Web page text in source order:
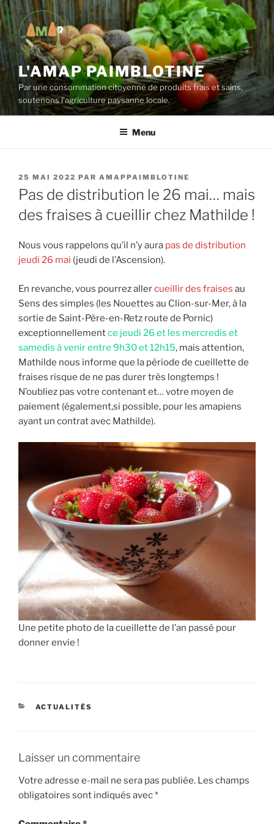
Aller
au
contenu
principal
L'AMAP PAIMBLOTINE
Par une consommation citoyenne de produits frais et sains,
soutenons l'agriculture paysanne locale.
Menu
PUBLIÉ
LE
25 MAI 2022 PAR AMAPPAIMBLOTINE
Pas de distribution le 26 mai… mais
des fraises à cueillir chez Mathilde !
Nous vous rappelons qu’il n’y aura pas de distribution
jeudi 26 mai (jeudi de l’Ascension).
En revanche, vous pourrez allercueillir des fraises au
Sens des simples (les Nouettes au Clion-sur-Mer, à la
sortie de Saint-Père-en-Retz route de Pornic)
exceptionnellementce jeudi 26 et les mercredis et
samedis à venir entre 9h30 et 12h15, mais attention,
Mathilde nous informe que la période de cueillette de
fraises risque de ne pas durer très longtemps !
N’oubliez pas votre contenant et… votre moyen de
paiement (également,si possible, pour les amapiens
ayant un contrat avec Mathilde).
Une petite photo de la cueillette de l’an passé pour
donner envie !
CATÉGORIES
ACTUALITÉS
Laisser un commentaire
Votre adresse e-mail ne sera pas publiée. Les champs
obligatoires sont indiqués avec*